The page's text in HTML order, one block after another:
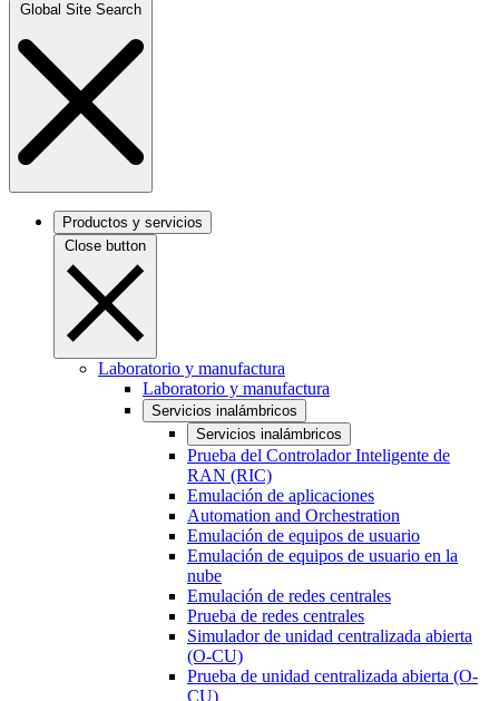
Global Site Search
Productos y servicios
Close button
Laboratorio y manufactura
Laboratorio y manufactura
Servicios inalámbricos
Servicios inalámbricos
Prueba del Controlador Inteligente de
RAN (RIC)
Emulación de aplicaciones
Automation and Orchestration
Emulación de equipos de usuario
Emulación de equipos de usuario en la
nube
Emulación de redes centrales
Prueba de redes centrales
Simulador de unidad centralizada abierta
(O-CU)
Prueba de unidad centralizada abierta (O-
CU)